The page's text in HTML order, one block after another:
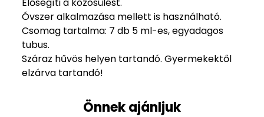
Óvszer alkalmazása mellett is használható.
Csomag tartalma: 7 db 5 ml-es, egyadagos
tubus.
Száraz hűvös helyen tartandó. Gyermekektől
elzárva tartandó!
Önnek ajánljuk